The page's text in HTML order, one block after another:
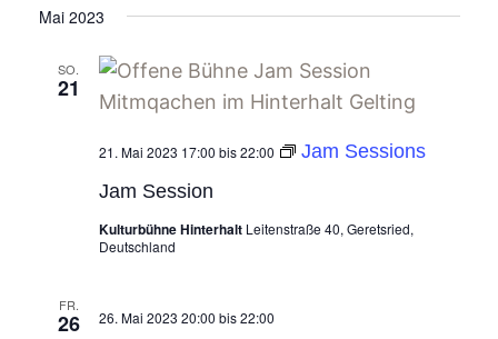
wählen.
Mai 2023
SO.
21
Jam Session
21. Mai 2023 17:00 bis22:00 Jam Sessions
Kulturbühne Hinterhalt Leitenstraße 40, Geretsried,
Deutschland
FR.
26 26. Mai 2023 20:00 bis22:00